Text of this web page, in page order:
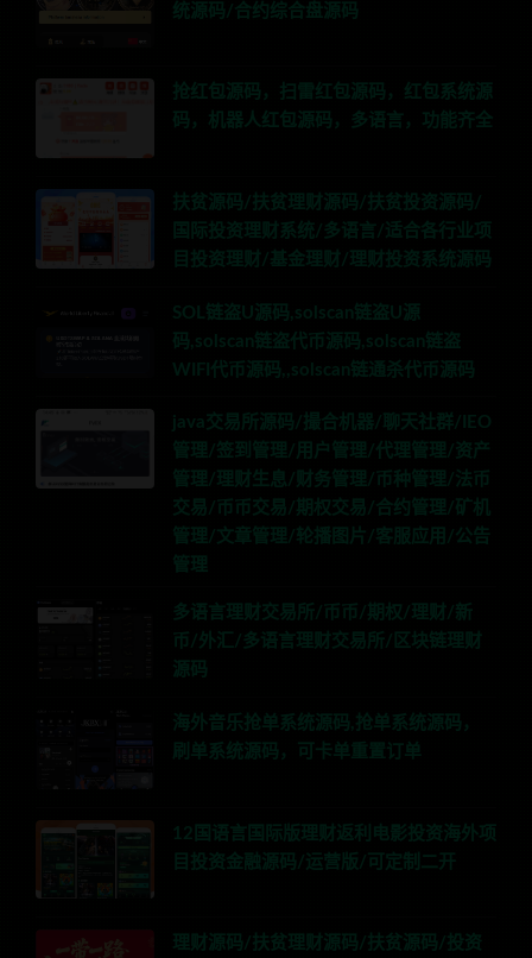
统源码/合约综合盘源码
抢红包源码，扫雷红包源码，红包系统源
码，机器人红包源码，多语言，功能齐全
扶贫源码/扶贫理财源码/扶贫投资源码/
国际投资理财系统/多语言/适合各行业项
目投资理财/基金理财/理财投资系统源码
SOL链盗U源码,solscan链盗U源
码,solscan链盗代币源码,solscan链盗
WIFI代币源码,,solscan链通杀代币源码
java交易所源码/撮合机器/聊天社群/IEO
管理/签到管理/用户管理/代理管理/资产
管理/理财生息/财务管理/币种管理/法币
交易/币币交易/期权交易/合约管理/矿机
管理/文章管理/轮播图片/客服应用/公告
管理
多语言理财交易所/币币/期权/理财/新
币/外汇/多语言理财交易所/区块链理财
源码
海外音乐抢单系统源码,抢单系统源码，
刷单系统源码，可卡单重置订单
12国语言国际版理财返利电影投资海外项
目投资金融源码/运营版/可定制二开
理财源码/扶贫理财源码/扶贫源码/投资